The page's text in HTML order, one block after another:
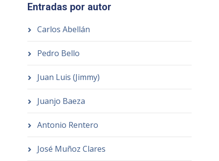
Entradas por autor
Carlos Abellán
Pedro Bello
Juan Luis (Jimmy)
Juanjo Baeza
Antonio Rentero
José Muñoz Clares